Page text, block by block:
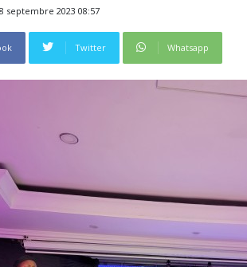
septembre 2023 08:57
Twitter Whatsapp